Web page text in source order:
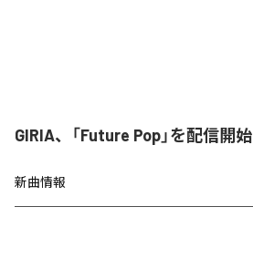
GIRIA、「Future Pop」を配信開始
新曲情報